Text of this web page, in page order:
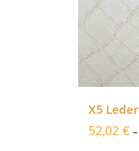
X5 Leder
52,02 € –